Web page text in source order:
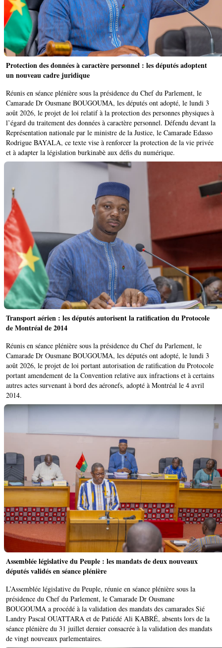
Protection des données à caractère personnel : les députés adoptent
un nouveau cadre juridique
Réunis en séance plénière sous la présidence du Chef du Parlement, le
Camarade Dr Ousmane BOUGOUMA, les députés ont adopté, le lundi 3
août 2026, le projet de loi relatif à la protection des personnes physiques à
l’égard du traitement des données à caractère personnel. Défendu devant la
Représentation nationale par le ministre de la Justice, le Camarade Edasso
Rodrigue BAYALA, ce texte vise à renforcer la protection de la vie privée
et à adapter la législation burkinabè aux défis du numérique.
Transport aérien : les députés autorisent la ratification du Protocole
de Montréal de 2014
Réunis en séance plénière sous la présidence du Chef du Parlement, le
Camarade Dr Ousmane BOUGOUMA, les députés ont adopté, le lundi 3
août 2026, le projet de loi portant autorisation de ratification du Protocole
portant amendement de la Convention relative aux infractions et à certains
autres actes survenant à bord des aéronefs, adopté à Montréal le 4 avril
2014.
Assemblée législative du Peuple : les mandats de deux nouveaux
députés validés en séance plénière
L’Assemblée législative du Peuple, réunie en séance plénière sous la
présidence du Chef du Parlement, le Camarade Dr Ousmane
BOUGOUMA a procédé à la validation des mandats des camarades Sié
Landry Pascal OUATTARA et de Patiédé Ali KABRÉ, absents lors de la
séance plénière du 31 juillet dernier consacrée à la validation des mandats
de vingt nouveaux parlementaires.